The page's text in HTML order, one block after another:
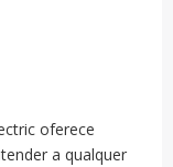
oferece
a qualquer